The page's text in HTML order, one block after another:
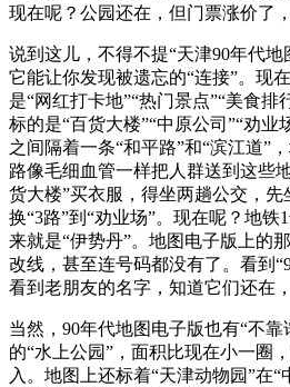
现在呢？公园还在，但门票涨价了
说到这儿，不得不提“天津90年代地
它能让你发现被遗忘的“连接”。现
是“网红打卡地”“热门景点”“美食排
标的是“百货大楼”“中原公司”“劝业
之间隔着一条“和平路”和“滨江道”
路像毛细血管一样把人群送到这些
货大楼”买衣服，得坐两趟公交，先
换“3路”到“劝业场”。现在呢？地铁
来就是“伊势丹”。地图电子版上的
改线，甚至连号码都没有了。看到
看到老朋友的名字，知道它们还在
当然，90年代地图电子版也有“不
的“水上公园”，面积比现在小一圈
入。地图上还标着“天津动物园”在